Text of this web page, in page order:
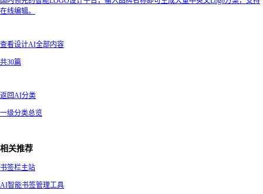
在线编辑。
查看设计AI全部内容
共30篇
返回AI分类
一级分类总览
相关推荐
书签栏主站
AI智能书签管理工具